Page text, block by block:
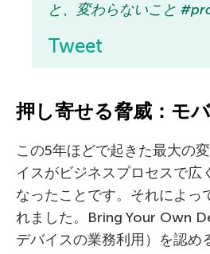
と、変わらないこと
Tweet
押し寄せる脅威：モ
この5年ほどで起きた最大の
イスがビジネスプロセスで広
なったことです。それによっ
れました。Bring Your Own
デバイスの業務利用）を認め